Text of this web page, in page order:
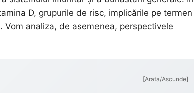
D, grupurile de risc, implicările pe termen
analiza, de asemenea, perspectivele
[Arata/Ascunde]